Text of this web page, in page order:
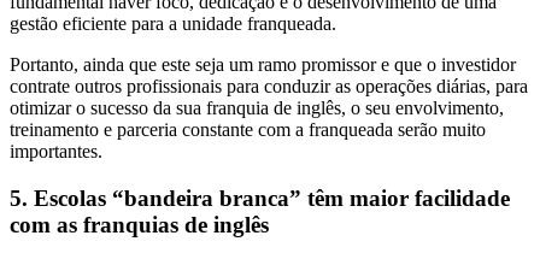
gestão eficiente para a unidade franqueada.
Portanto, ainda que este seja um ramo promissor e que o investidor
contrate outros profissionais para conduzir as operações diárias, para
otimizar o sucesso da sua franquia de inglês, o seu envolvimento,
treinamento e parceria constante com a franqueada serão muito
importantes.
5. Escolas “bandeira branca” têm maior facilidade
com as franquias de inglês